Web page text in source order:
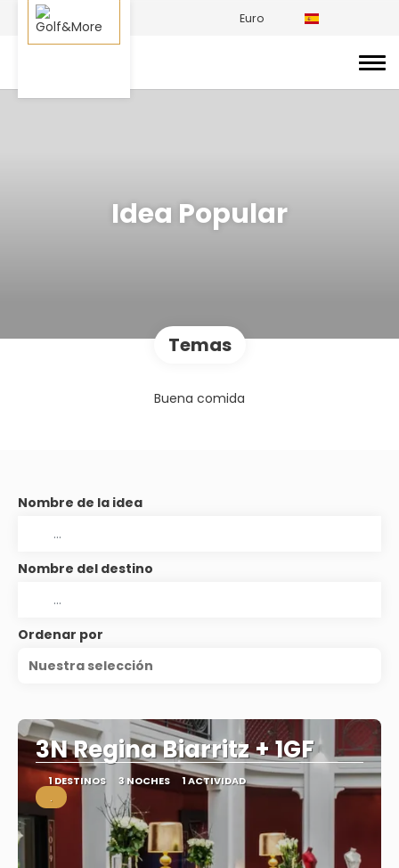
Euro
Idea Popular
Temas
Buena comida
Nombre de la idea
Nombre del destino
Ordenar por
Nuestra selección
3N Regina Biarritz + 1GF
1 DESTINOS 3 NOCHES 1 ACTIVIDAD
.